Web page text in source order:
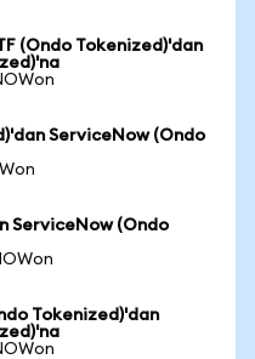
(Ondo Tokenized)'dan
ServiceNow (Ondo
ServiceNow (Ondo
Tokenized)'dan